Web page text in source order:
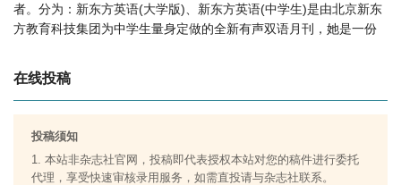
者。分为：新东方英语(大学版)、新东方英语(中学生)是由北京新东
方教育科技集团为中学生量身定做的全新有声双语月刊，她是一份
初、中级英语学习者学习兴趣，帮助他们找到适合自己的英语学习
方法，培养良好的英语学习习惯，顺利通过升学以及各种初中级水
在线投稿
投稿须知
1. 本站非杂志社官网，投稿即代表授权本站对您的稿件进行委托
代理，享受快速审核录用服务，如需直投请与杂志社联系。